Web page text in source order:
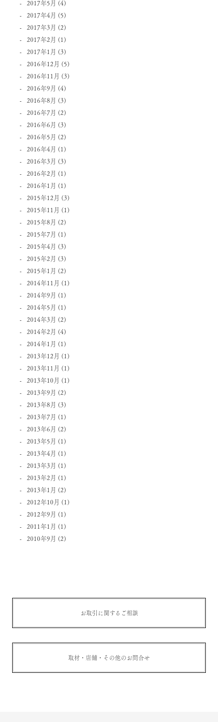
2017年5月 (4)
2017年4月 (5)
2017年3月 (2)
2017年2月 (1)
2017年1月 (3)
2016年12月 (5)
2016年11月 (3)
2016年9月 (4)
2016年8月 (3)
2016年7月 (2)
2016年6月 (3)
2016年5月 (2)
2016年4月 (1)
2016年3月 (3)
2016年2月 (1)
2016年1月 (1)
2015年12月 (3)
2015年11月 (1)
2015年8月 (2)
2015年7月 (1)
2015年4月 (3)
2015年2月 (3)
2015年1月 (2)
2014年11月 (1)
2014年9月 (1)
2014年5月 (1)
2014年3月 (2)
2014年2月 (4)
2014年1月 (1)
2013年12月 (1)
2013年11月 (1)
2013年10月 (1)
2013年9月 (2)
2013年8月 (3)
2013年7月 (1)
2013年6月 (2)
2013年5月 (1)
2013年4月 (1)
2013年3月 (1)
2013年2月 (1)
2013年1月 (2)
2012年10月 (1)
2012年9月 (1)
2011年1月 (1)
2010年9月 (2)
お取引に関するご相談
取材・店舗・その他のお問合せ